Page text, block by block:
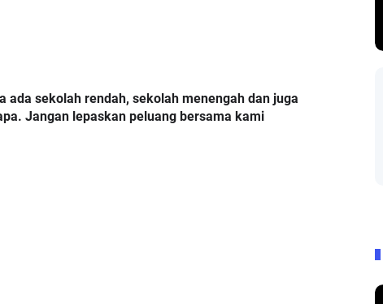
sekolah rendah, sekolah menengah dan juga
Jangan lepaskan peluang bersama kami
TRANSFORMASI DIGITAL GURU
SIRI 7 : PAHLAWAN DIGITAL